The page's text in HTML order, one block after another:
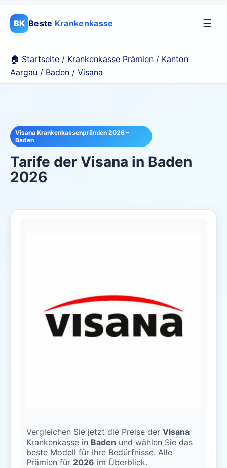
BK Beste Krankenkasse ☰
🏠 Startseite / Krankenkasse Prämien / Kanton
Aargau / Baden / Visana
Visana Krankenkassenprämien 2026 –
Baden
Tarife der Visana in Baden
2026
Vergleichen Sie jetzt die Preise der Visana
Krankenkasse in Baden und wählen Sie das
beste Modell für Ihre Bedürfnisse. Alle
Prämien für 2026 im Überblick.